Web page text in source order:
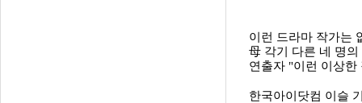
이런 드라마 작가는
母 각기 다른 네 명
연출자 "이런 이상
한국아이닷컴 이슬